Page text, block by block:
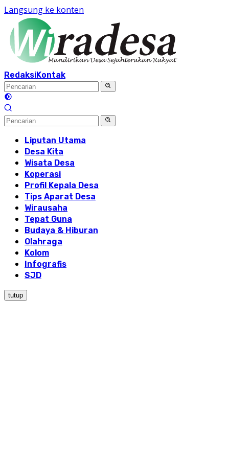
Langsung ke konten
RedaksiKontak
Liputan Utama
Desa Kita
Wisata Desa
Koperasi
Profil Kepala Desa
Tips Aparat Desa
Wirausaha
Tepat Guna
Budaya & Hiburan
Olahraga
Kolom
Infografis
SJD
tutup